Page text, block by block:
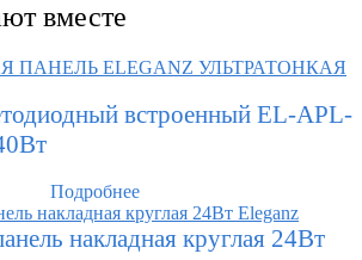
вместе
встроенный EL-APL-
Подробнее
накладная круглая 24Вт